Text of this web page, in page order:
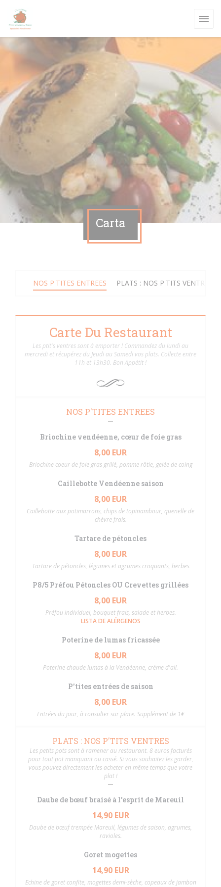
Carta
NOS P'TITES ENTREES PLATS : NOS P'TITS VENTRES
Carte Du Restaurant
Les ptit's ventres sont à emporter ! Commandez du lundi au
mercredi et récupérez du Jeudi au Samedi vos plats. Collecte entre
11h et 13h30. Bon Appétit !
NOS P'TITES ENTREES
Briochine vendéenne, cœur de foie gras
8,00 EUR
Briochine coeur de foie gras grillé, pomme rôtie, gelée de coing
Caillebotte Vendéenne saison
8,00 EUR
Caillebotte aux potimarrons, chips de topinambour, quenelle de
chèvre frais.
Tartare de pétoncles
8,00 EUR
Tartare de pétoncles, légumes et agrumes croquants, herbes
P8/5 Préfou Pétoncles OU Crevettes grillées
8,00 EUR
Préfou individuel, bouquet frais, salade et herbes.
LISTA DE ALÉRGENOS
Poterine de lumas fricassée
8,00 EUR
Poterine chaude lumas à la Vendéenne, crème d'ail.
P'tites entrées de saison
8,00 EUR
Entrées du jour, à consulter sur place. Supplément de 1€
PLATS : NOS P'TITS VENTRES
Les petits pots sont à ramener au restaurant. 8 euros facturés
pour tout pot manquant ou cassé. Si vous souhaitez les garder,
vous pouvez directement les acheter en même temps que votre
plat !
Daube de bœuf braisé à l'esprit de Mareuil
14,90 EUR
Daube de bœuf trempée Mareuil, légumes de saison, agrumes,
ravioles.
Goret mogettes
14,90 EUR
Echine de goret confite, mogettes demi-sèche, copeaux de jambon